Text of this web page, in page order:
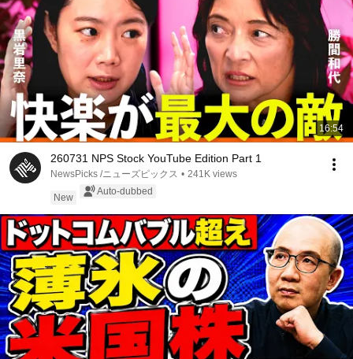
16:54
260731 NPS Stock YouTube Edition Part 1
NewsPicks /ニューズピックス • 241K views
New
Auto-dubbed